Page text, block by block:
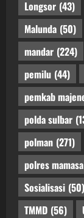
Longsor (43)
Malunda (50)
mandar (224)
pemilu (44)
pemkab
polda sulbar
polman (271)
polres mamasa
Sosialisasi (50)
TMMD (56)